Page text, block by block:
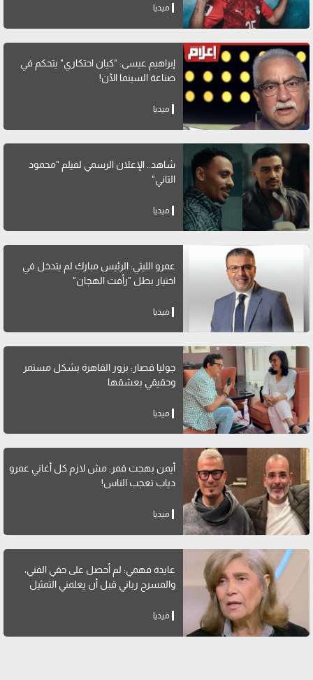
ميديا
إبراهيم عيسى: "كيان احتكاري" يتحكم في
صناعة السينما الآن!
ميديا
شاهد.. الإعلان الرسمي لفيلم "محمود
التاني"
ميديا
عمرو الليثي: الرئيس مبارك لم يتدخل في
اختيار بطل "رأفت الهجان"
ميديا
جوليا قصار: بزور القاهرة بشكل مستمر
وحقيقي بعشقها
ميديا
أيمن بهجت قمر: مش لازم كل أغاني عمرو
دياب تعجب الناس!
ميديا
عايدة فهمي: لم أحصل على حقي الفني،
والمسرح رباني قبل أن يعلمني التمثيل
ميديا